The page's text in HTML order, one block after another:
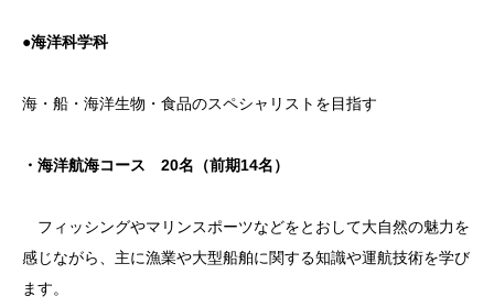
●海洋科学科
海・船・海洋生物・食品のスペシャリストを目指す
・海洋航海コース 20名（前期14名）
フィッシングやマリンスポーツなどをとおして大自然の魅力を
感じながら、主に漁業や大型船舶に関する知識や運航技術を学び
ます。